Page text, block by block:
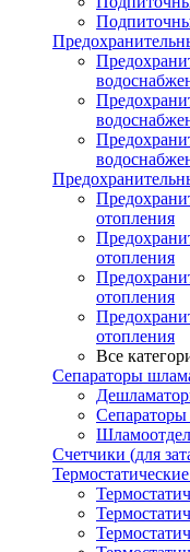
отопления
отопления
отопления
отопления
Все
Сепараторы
Счетчики (для